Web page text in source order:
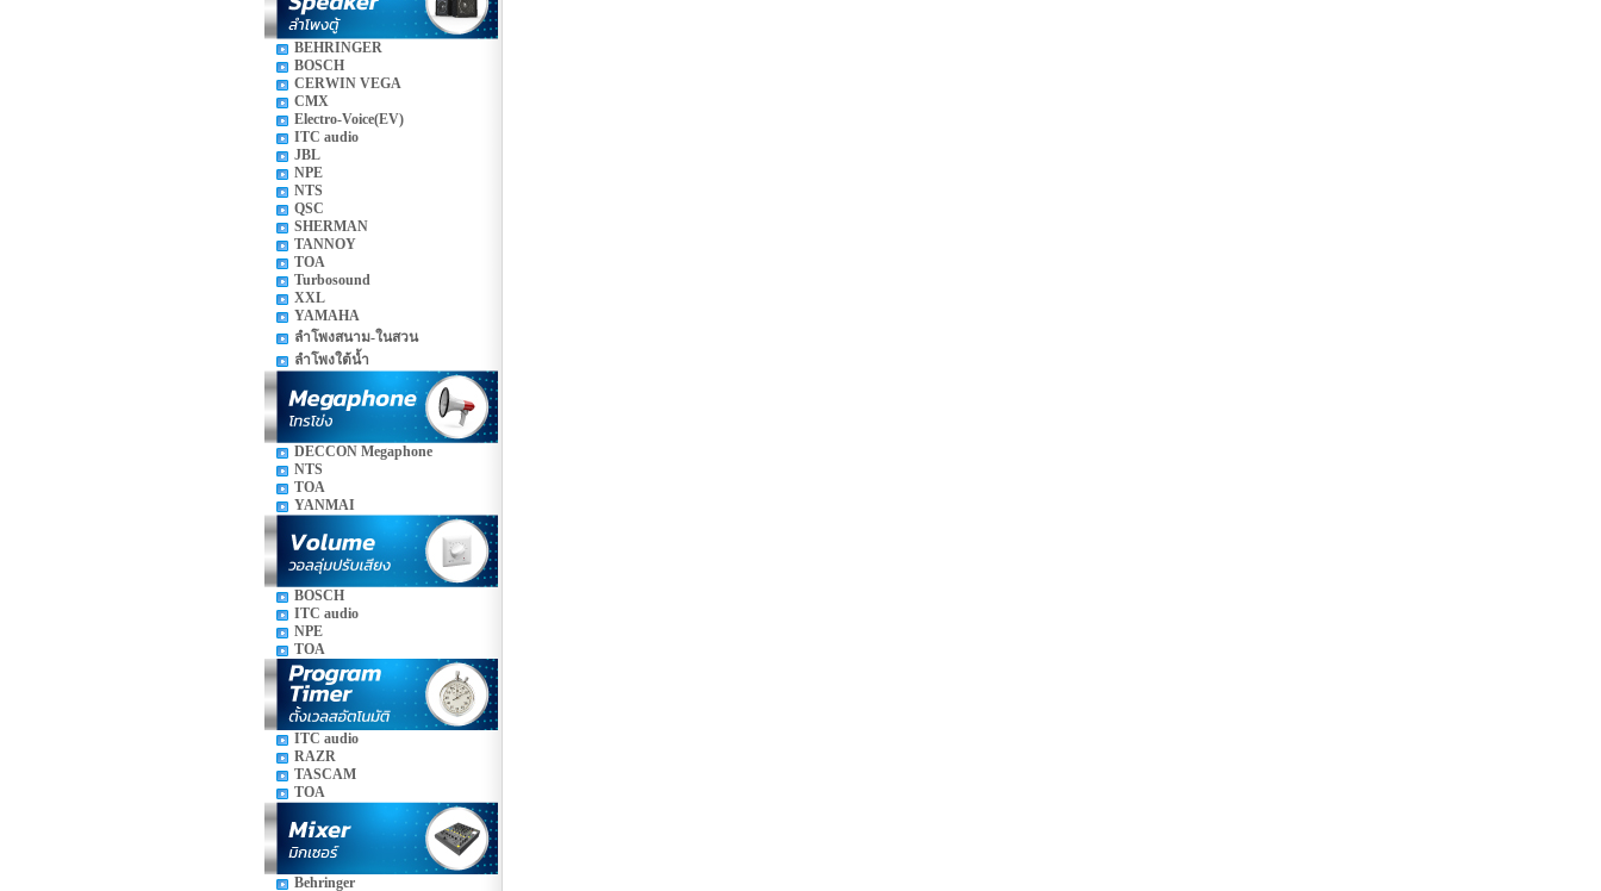
BEHRINGER
BOSCH
CERWIN VEGA
CMX
Electro-Voice(EV)
ITC audio
JBL
NPE
NTS
QSC
SHERMAN
TANNOY
TOA
Turbosound
XXL
YAMAHA
ลำโพงสนาม-ในสวน
ลำโพงใต้น้ำ
DECCON Megaphone
NTS
TOA
YANMAI
BOSCH
ITC audio
NPE
TOA
ITC audio
RAZR
TASCAM
TOA
Behringer